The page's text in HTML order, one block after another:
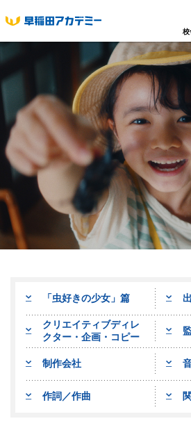
校
中学受験
高校受験
大学受験
個別指導
海外·帰国·首都圏
英語教室
「虫好きの少女」篇
クリエイティブディレ
クター・企画・コピー
制作会社
作詞／作曲